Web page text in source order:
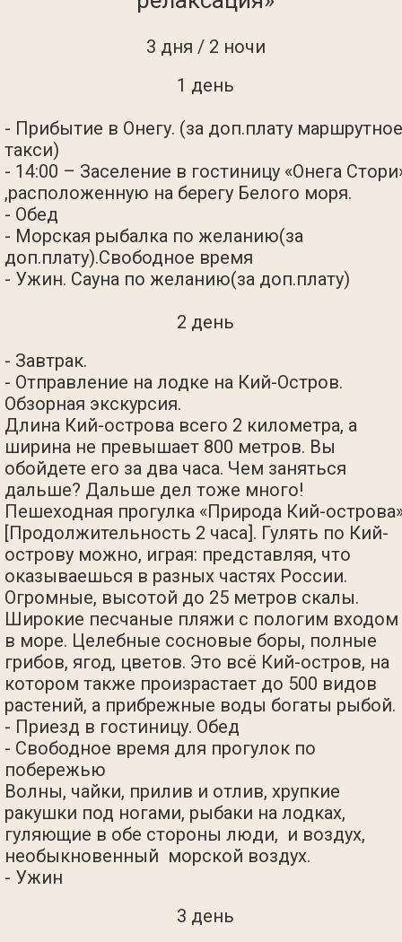
3 дня / 2 ночи
1 день
- Прибытие в Онегу. (за доп.плату маршрутное
такси)
- 14:00 – Заселение в гостиницу «Онега
,расположенную на берегу Белого моря.
- Обед
- Морская рыбалка по желанию(за
доп.плату).Свободное время
- Ужин. Сауна по желанию(за доп.плату)
2 день
- Завтрак.
- Отправление на лодке на Кий-Остров.
Обзорная экскурсия.
Длина Кий-острова всего 2 километра, а
ширина не превышает 800 метров. Вы
обойдете его за два часа. Чем заняться
дальше? Дальше дел тоже много!
Пешеходная прогулка «Природа Кий-
[Продолжительность 2 часа]. Гулять по Кий-
острову можно, играя: представляя, что
оказываешься в разных частях России.
Огромные, высотой до 25 метров скалы.
Широкие песчаные пляжи с пологим входом
в море. Целебные сосновые боры, полные
грибов, ягод, цветов. Это всё Кий-остров, на
котором также произрастает до 500 видов
растений, а прибрежные воды богаты рыбой.
- Приезд в гостиницу. Обед
- Свободное время для прогулок по
побережью
Волны, чайки, прилив и отлив, хрупкие
ракушки под ногами, рыбаки на лодках,
гуляющие в обе стороны люди, и воздух,
необыкновенный морской воздух.
- Ужин
3 день